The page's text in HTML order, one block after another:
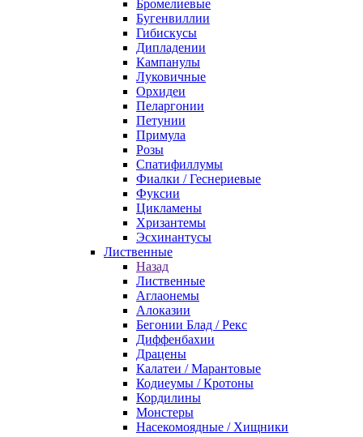
Бромелиевые
Бугенвиллии
Гибискусы
Дипладении
Кампанулы
Луковичные
Орхидеи
Пеларгонии
Петунии
Примула
Розы
Спатифиллумы
Фиалки / Геснериевые
Фуксии
Цикламены
Хризантемы
Эсхинантусы
Лиственные
Назад
Лиственные
Аглаонемы
Алоказии
Бегонии Блад / Рекс
Диффенбахии
Драцены
Калатеи / Марантовые
Кодиеумы / Кротоны
Кордилины
Монстеры
Насекомоядные / Хищники